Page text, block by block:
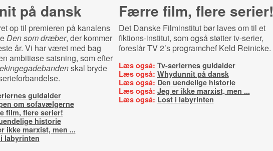
på dansk
op til premieren på kanalens
Den som dræber, der kommer
år. Vi har været med bag
ambitiøse satsning, som efter
skal bryde
guldalder
om sofavælgerne
film, flere serier!
historie
ikke marxist, men ...
labyrinten
Færre film, flere serier!
Det Danske Filminstitut bør laves om til et
fiktions-institut, som også støtter tv-serier,
foreslår TV 2’s programchef Keld Reinicke.
Læs også: Tv-seriernes guldalder
Læs også: Whydunnit på dansk
Læs også: Den uendelige historie
Læs også: Jeg er ikke marxist, men ...
Læs også: Lost i labyrinten